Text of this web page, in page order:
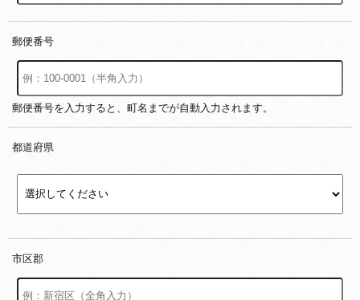
郵便番号
郵便番号を入力すると、町名までが自動入力されます。
都道府県
市区郡